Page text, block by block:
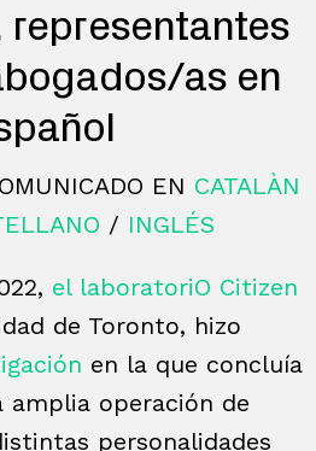
representantes
as en
EN CATALÀN
/ INGLÉS
el laboratoriO Citizen
de Toronto, hizo
en la que concluía
amplia operación de
personalidades